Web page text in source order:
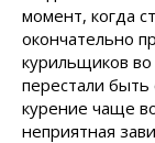
момент, когда
окончательно
курильщиков во
перестали быть
курение чаще
неприятная